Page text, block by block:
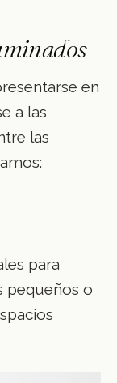
en
a las
las
para
pequeños o